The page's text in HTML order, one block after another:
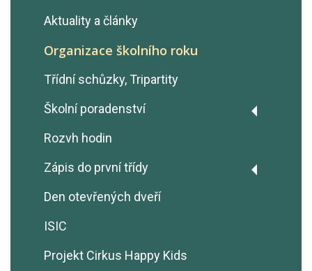
Aktuality a články
Organizace školního roku
Třídní schůzky, Tripartity
Školní poradenství
Psychologické poradenství
Metodička prevence
Poradenství pro cizince
Rozvh hodin
Zápis do první třídy
Zápis do 1.třídy v roce 2026/2027
Odklad školní docházky 2026/2027
Den otevřených dveří
ISIC
Projekt Cirkus Happy Kids